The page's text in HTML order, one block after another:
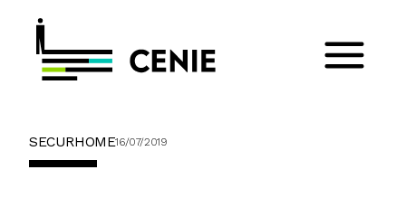
SECURHOME16/07/2019